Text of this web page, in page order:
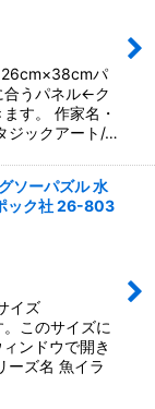
26cm×38cmパ
合うパネル←ク
す。 作家名・
ジックアート/…
ソーパズル 水
ック社 26-803
イズ
このサイズに
ンドウで開き
ーズ名 魚イラ